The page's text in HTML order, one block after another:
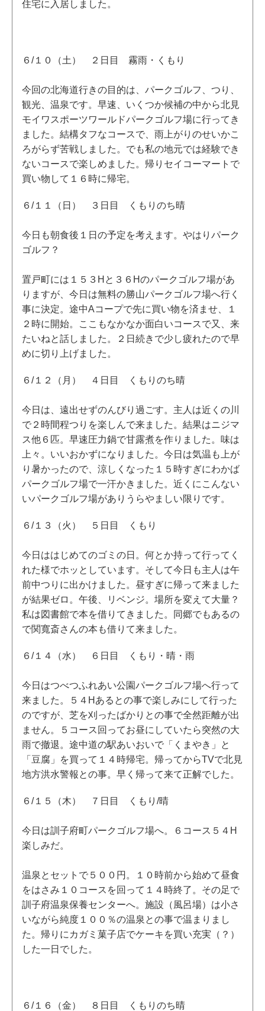
住宅に入居しました。
６/１０（土） ２日目 霧雨・くもり
今回の北海道行きの目的は、パークゴルフ、つり、
観光、温泉です。早速、いくつか候補の中から北見
モイワスポーツワールドパークゴルフ場に行ってき
ました。結構タフなコースで、雨上がりのせいかこ
ろがらず苦戦しました。でも私の地元では経験でき
ないコースで楽しめました。帰りセイコーマートで
買い物して１６時に帰宅。
６/１１（日） ３日目 くもりのち晴
今日も朝食後１日の予定を考えます。やはりパーク
ゴルフ？
置戸町には１５３Hと３６Hのパークゴルフ場があ
りますが、今日は無料の勝山パークゴルフ場へ行く
事に決定。途中Aコープで先に買い物を済ませ、１
２時に開始。ここもなかなか面白いコースで又、来
たいねと話しました。２日続きで少し疲れたので早
めに切り上げました。
６/１２（月） ４日目 くもりのち晴
今日は、遠出せずのんびり過ごす。主人は近くの川
で２時間程つりを楽しんで来ました。結果はニジマ
ス他６匹。早速圧力鍋で甘露煮を作りました。味は
上々。いいおかずになりました。今日は気温も上が
り暑かったので、涼しくなった１５時すぎにわかば
パークゴルフ場で一汗かきました。近くにこんない
いパークゴルフ場がありうらやましい限りです。
６/１３（火） ５日目 くもり
今日ははじめてのゴミの日。何とか持って行ってく
れた様でホッとしています。そして今日も主人は午
前中つりに出かけました。昼すぎに帰って来ました
が結果ゼロ。午後、リベンジ。場所を変えて大量？
私は図書館で本を借りてきました。同郷でもあるの
で関寬斎さんの本も借りて来ました。
６/１４（水） ６日目 くもり・晴・雨
今日はつべつふれあい公園パークゴルフ場へ行って
来ました。５４Hあるとの事で楽しみにして行った
のですが、芝を刈ったばかりとの事で全然距離が出
ません。５コース回ってお昼にしていたら突然の大
雨で撤退。途中道の駅あいおいで「くまやき」と
「豆腐」を買って１４時帰宅。帰ってからTVで北見
地方洪水警報との事。早く帰って来て正解でした。
６/１５（木） ７日目 くもり/晴
今日は訓子府町パークゴルフ場へ。６コース５４H
楽しみだ。
温泉とセットで５００円。１０時前から始めて昼食
をはさみ１０コースを回って１４時終了。その足で
訓子府温泉保養センターへ。施設（風呂場）は小さ
いながら純度１００％の温泉との事で温まりまし
た。帰りにカガミ菓子店でケーキを買い充実（？）
した一日でした。
６/１６（金） ８日目 くもりのち晴